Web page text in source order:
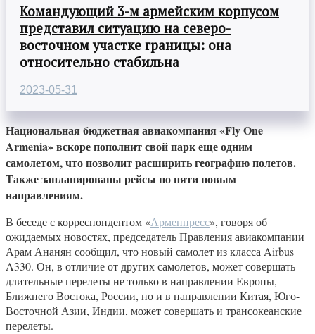
Командующий 3-м армейским корпусом
представил ситуацию на северо-
восточном участке границы: она
относительно стабильна
2023-05-31
Национальная бюджетная авиакомпания «Fly One
Armenia» вскоре пополнит свой парк еще одним
самолетом, что позволит расширить географию полетов.
Также запланированы рейсы по пяти новым
направлениям.
В беседе с корреспондентом «Арменпресс», говоря об
ожидаемых новостях, председатель Правления авиакомпании
Арам Ананян сообщил, что новый самолет из класса Airbus
A330. Он, в отличие от других самолетов, может совершать
длительные перелеты не только в направлении Европы,
Ближнего Востока, России, но и в направлении Китая, Юго-
Восточной Азии, Индии, может совершать и трансокеанские
перелеты.